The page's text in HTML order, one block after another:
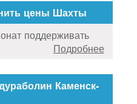
цены Шахты
поддерживать
Подробнее
Каменск-